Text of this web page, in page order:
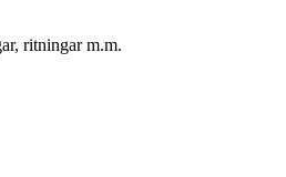
ritningar m.m.